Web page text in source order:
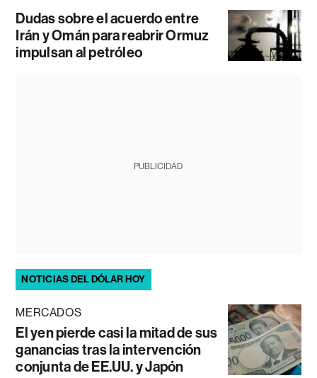
Dudas sobre el acuerdo entre
Irán y Omán para reabrir Ormuz
impulsan al petróleo
PUBLICIDAD
NOTICIAS DEL DÓLAR HOY
MERCADOS
El yen pierde casi la mitad de sus
ganancias tras la intervención
conjunta de EE.UU. y Japón